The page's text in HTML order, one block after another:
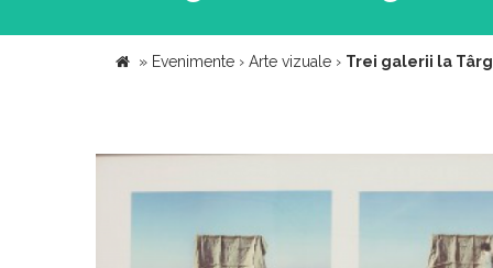
» Evenimente › Arte vizuale › Trei galerii la